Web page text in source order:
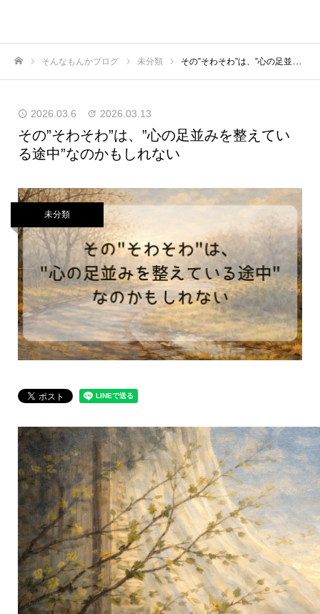
そんなもんかブログ 未分類 その”そわそわ”は、”心の足並みを整えている途中”なのかもしれない
2026.03.6 2026.03.13
その”そわそわ”は、”心の足並みを整えてい
る途中”なのかもしれない
未分類